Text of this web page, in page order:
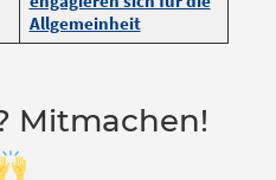
Allgemeinheit
Mitmachen!